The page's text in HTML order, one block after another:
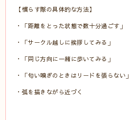
【慣らす際の具体的な方法】
・「距離をとった状態で数十分過ごす」
・「サークル越しに挨拶してみる」
・「同じ方向に一緒に歩いてみる」
・「匂い嗅ぎのときはリードを張らない」
・弧を描きながら近づく